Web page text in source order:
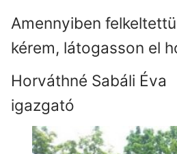
Amennyiben
kérem, látogasson el
Horváthné Sabáli Éva
igazgató